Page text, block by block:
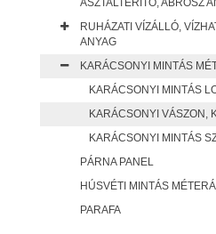
ASZTALTERÍTŐ, ABROSZ
RUHÁZATI VÍZÁLLÓ,
ANYAG
KARÁCSONYI MINTÁS
KARÁCSONYI MINTÁS
KARÁCSONYI VÁSZON,
KARÁCSONYI MINTÁS
PÁRNA PANEL
HÚSVÉTI MINTÁS
PARAFA